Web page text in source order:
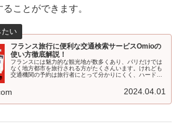
ことができます。
フランス旅行に便利な交通検索サービスOmioの
使い方徹底解説！
フランスには魅力的な観光地が数多くあり、パリだけでは
なく地方都市を旅行される方がたくさんいます。けれども
交通機関の予約は旅行者にとって分かりにくく、ハードル
る交通検索サービス「Omio」について詳しく解説していき
ます！
2024.04.01